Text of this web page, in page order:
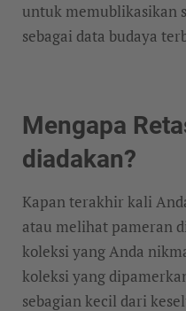
untuk memublikasikan
sebagai data budaya
Mengapa
diadakan?
Kapan terakhir kali
atau melihat pameran
koleksi yang Anda
koleksi yang
sebagian kecil dari